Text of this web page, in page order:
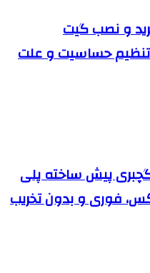
و نصب گیت
تنظیم حساسیت و علت
گچبری پیش ساخته پلی
فوری و بدون تخریب